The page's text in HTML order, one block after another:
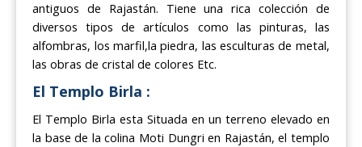
antiguos de Rajastán. Tiene una rica colección de
diversos tipos de artículos como las pinturas, las
alfombras, los marfil,la piedra, las esculturas de metal,
las obras de cristal de colores Etc.
El Templo Birla :
El Templo Birla esta Situada en un terreno elevado en
la base de la colina Moti Dungri en Rajastán, el templo